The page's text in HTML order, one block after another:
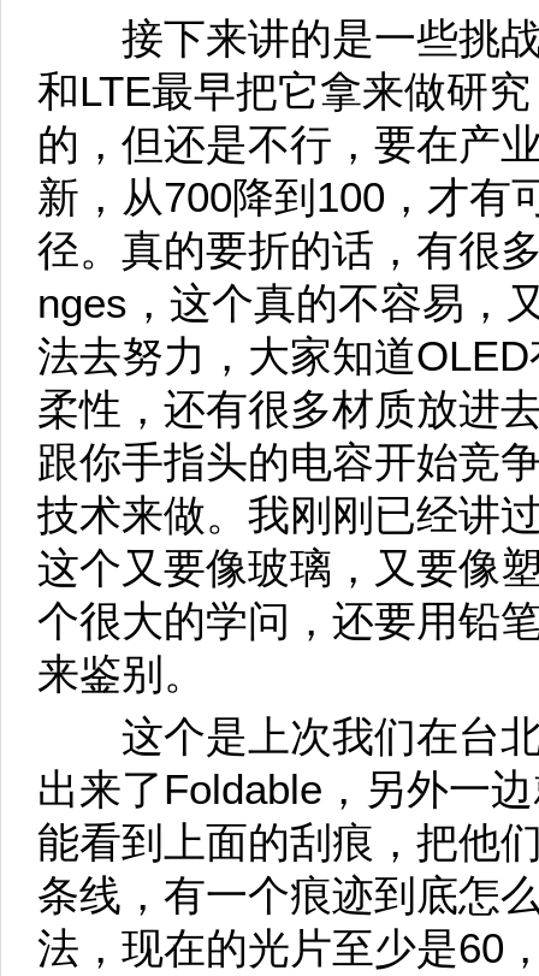
接下来讲的是一些挑战
和LTE最早把它拿来做研
的，但还是不行，要在产
新，从700降到100，才有
径。真的要折的话，有很
nges，这个真的不容易，
法去努力，大家知道
柔性，还有很多材质放进
跟你手指头的电容开始竞
技术来做。我刚刚已经讲
这个又要像玻璃，又要像
个很大的学问，还要用铅
来鉴别。
这个是上次我们在台北
出来了Foldable，另外一
能看到上面的刮痕，把他
条线，有一个痕迹到底怎
法，现在的光片至少是60